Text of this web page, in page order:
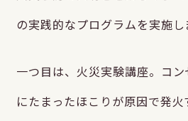
の実践的なプログラムを実施し
一つ目は、火災実験講座。コ
にたまったほこりが原因で発